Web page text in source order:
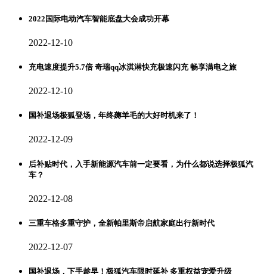
2022国际电动汽车智能底盘大会成功开幕
2022-12-10
充电速度提升5.7倍 奇瑞qq冰淇淋快充极速闪充 畅享满电之旅
2022-12-10
国补退场极狐登场，年终薅羊毛的大好时机来了！
2022-12-09
后补贴时代，入手新能源汽车前一定要看，为什么都说选择极狐汽
车？
2022-12-08
三重车格多重守护，全新帕里斯帝启航家庭出行新时代
2022-12-07
国补退场，下手趁早！极狐汽车限时延补 多重权益宠爱升级